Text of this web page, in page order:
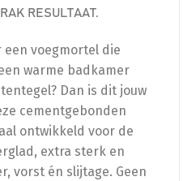
RESULTAAT.
een voegmortel die
warme badkamer
Dan is dit jouw
cementgebonden
ontwikkeld voor de
extra sterk en
vorst én slijtage. Geen